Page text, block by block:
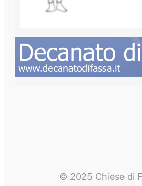
© 2025 Chiese di